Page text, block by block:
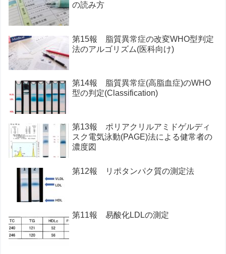
の読み方
第15報 脂質異常症の改変WHO型判定
法のアルゴリズム(医科向け)
第14報 脂質異常症(高脂血症)のWHO
型の判定(Classification)
第13報 ポリアクリルアミドゲルディ
スク電気泳動(PAGE)法による健常者の
濃度図
第12報 リポタンパク質の測定法
第11報 易酸化LDLの測定